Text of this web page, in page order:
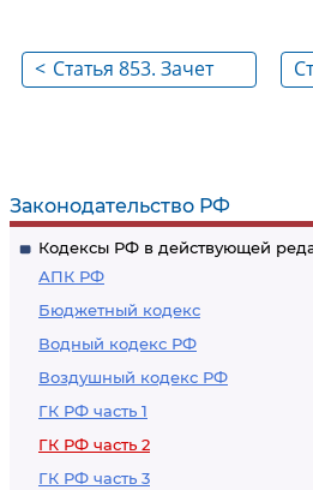
Законодательство РФ
Кодексы РФ в действующей
АПК РФ
Бюджетный кодекс
Водный кодекс РФ
Воздушный кодекс РФ
ГК РФ часть 1
ГК РФ часть 2
ГК РФ часть 3
< Статья 853. Зачет